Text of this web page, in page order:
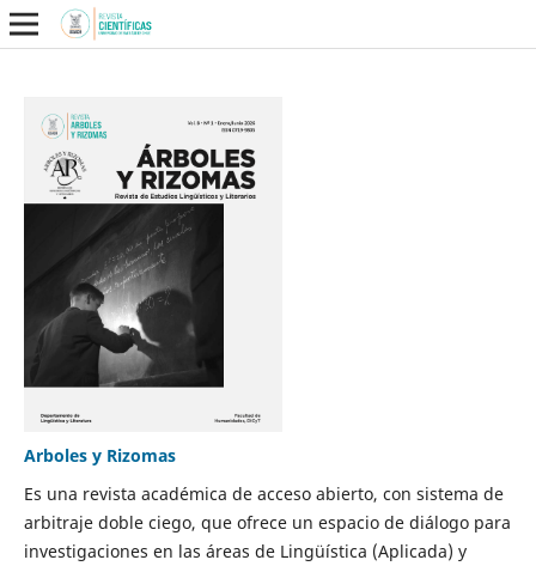
Arboles y Rizomas
Es una revista académica de acceso abierto, con sistema de
arbitraje doble ciego, que ofrece un espacio de diálogo para
investigaciones en las áreas de Lingüística (Aplicada) y